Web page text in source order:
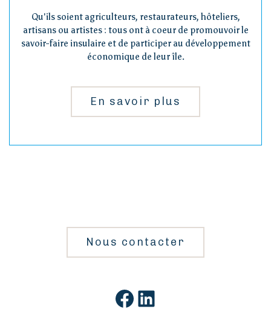
Qu'ils soient agriculteurs, restaurateurs, hôteliers,
artisans ou artistes : tous ont à coeur de promouvoir le
savoir-faire insulaire et de participer au développement
économique de leur île.
En savoir plus
Nous contacter
Facebook
LinkedIn